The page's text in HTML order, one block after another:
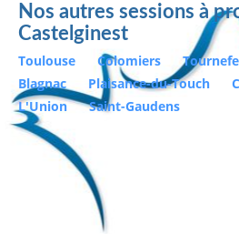
Nos autres sessions à
Castelginest
Toulouse Colomiers
Blagnac
Plaisance-du-Touch
L'Union
Saint-Gaudens